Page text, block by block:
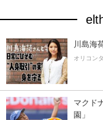
川島海
オリコン
マクド
園」